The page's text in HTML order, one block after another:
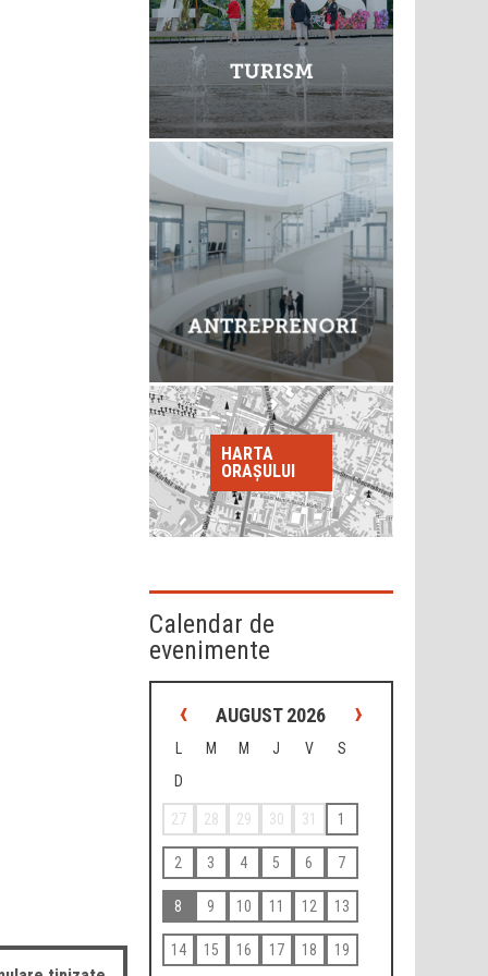
HARTA
ORAȘULUI
Calendar de
evenimente
‹ AUGUST 2026 ›
L M M J V
S
D
27 28 29 30 31 1
2 3 4 5 6 7
8 9 10 11 12 13
14 15 16 17 18 19